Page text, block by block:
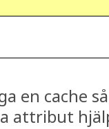
en cache
attribut